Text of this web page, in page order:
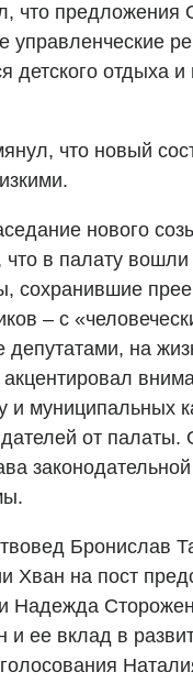
что предложения
управленческие
отдыха и
что новый
нового
в палату
сохранившие
– с
на
и муниципальных
от палаты.
Бронислав
Хван на пост
Надежда
ее вклад в